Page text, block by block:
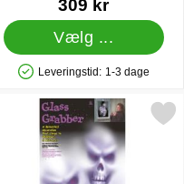
309 kr
Vælg ...
Produkttilgængelighed: På lager
Leveringstid: 1-3 dage
som favorit
Markér vinduesdekoration